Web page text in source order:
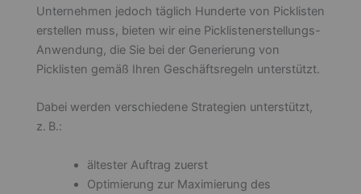
Unternehmen jedoch täglich Hunderte von Picklisten
erstellen muss, bieten wir eine Picklistenerstellungs-
Anwendung, die Sie bei der Generierung von
Picklisten gemäß Ihren Geschäftsregeln unterstützt.
Dabei werden verschiedene Strategien unterstützt,
z. B.:
ältester Auftrag zuerst
Optimierung zur Maximierung des